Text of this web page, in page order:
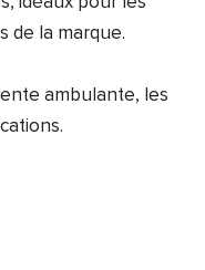
de la marque.
ambulante, les